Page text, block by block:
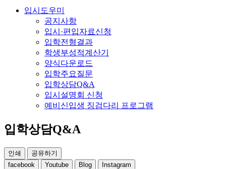
입시도우미
공지사항
입시·편입자료신청
입학전형결과
학생부성적계산기
양식다운로드
입학주요질문
입학상담Q&A
입시설명회 신청
예비신입생 징검다리 프로그램
입학상담Q&A
인쇄
공유하기
facebook
Youtube Blog Instagram